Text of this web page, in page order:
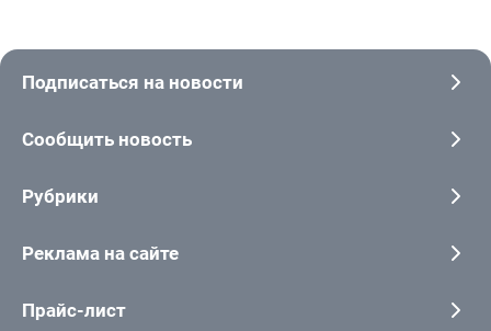
Подписаться на новости
Сообщить новость
Рубрики
Реклама на сайте
Прайс-лист